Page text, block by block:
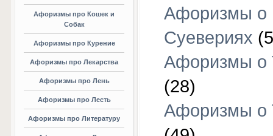
Афоризмы про Кошек и
Собак
Афоризмы про Курение
Афоризмы про Лекарства
Афоризмы про Лень
Афоризмы про Лесть
Афоризмы про Литературу
Афоризмы о
Суевериях
Афоризмы о
(28)
Афоризмы о